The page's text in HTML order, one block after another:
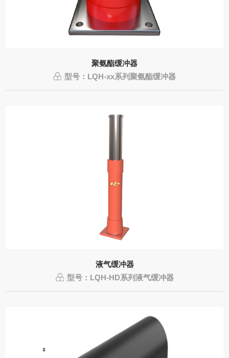
聚氨酯缓冲器
型号：LQH-xx系列聚氨酯缓冲器
液气缓冲器
型号：LQH-HD系列液气缓冲器